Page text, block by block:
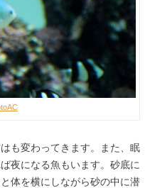
も変わってきます。また、眠
夜になる魚もいます。砂底に
体を横にしながら砂の中に潜